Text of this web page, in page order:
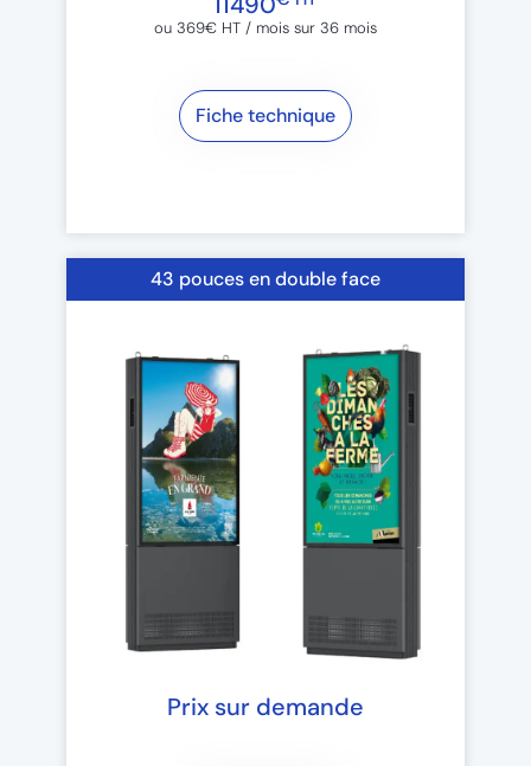
ou 369€ HT / mois sur 36 mois​
Fiche technique
43 pouces en double face
Prix sur demande